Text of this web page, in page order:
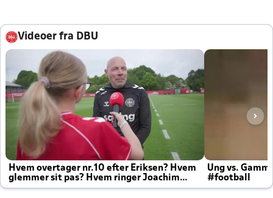
Videoer fra DBU
Hvem overtager nr.10 efter Eriksen? Hvem
glemmer sit pas? Hvem ringer Joachim
altid til efter kampe?
Ung vs.
#football